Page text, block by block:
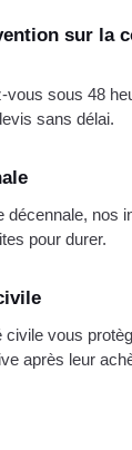
sur la
vous sous 48
sans délai.
décennale, nos
pour durer.
civile vous
après leur